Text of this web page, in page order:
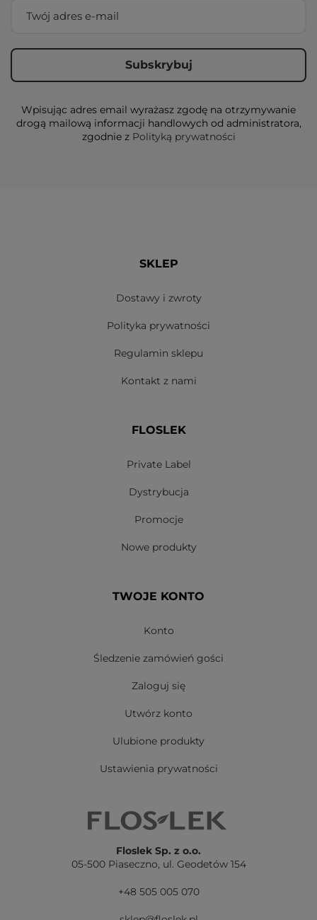
Wpisując adres email wyrażasz zgodę na otrzymywanie
drogą mailową informacji handlowych od administratora,
zgodnie z Polityką prywatności
SKLEP
Dostawy i zwroty
Polityka prywatności
Regulamin sklepu
Kontakt z nami
FLOSLEK
Private Label
Dystrybucja
Promocje
Nowe produkty
TWOJE KONTO
Konto
Śledzenie zamówień gości
Zaloguj się
Utwórz konto
Ulubione produkty
Ustawienia prywatności
Floslek Sp. z o.o.
05-500 Piaseczno, ul. Geodetów 154
+48 505 005 070